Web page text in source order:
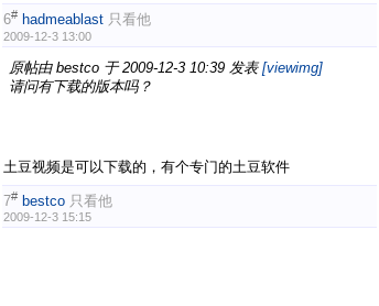
6# hadmeablast 只看他
2009-12-3 13:00
原帖由 bestco 于 2009-12-3 10:39 发表 [viewimg]
请问有下载的版本吗？
土豆视频是可以下载的，有个专门的土豆软件
7# bestco 只看他
2009-12-3 15:15